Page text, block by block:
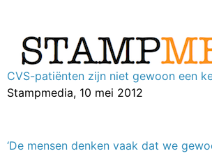
CVS-patiënten zijn niet gewoon een
Stampmedia, 10 mei 2012
‘De mensen denken vaak dat we